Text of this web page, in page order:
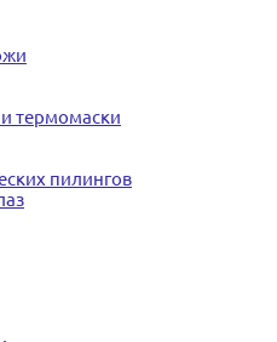
термомаски
пилингов